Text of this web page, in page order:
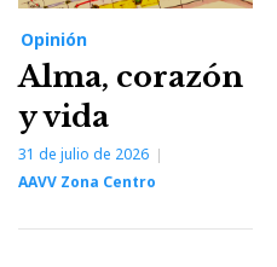
Opinión
Alma, corazón
y vida
31 de julio de 2026
AAVV Zona Centro